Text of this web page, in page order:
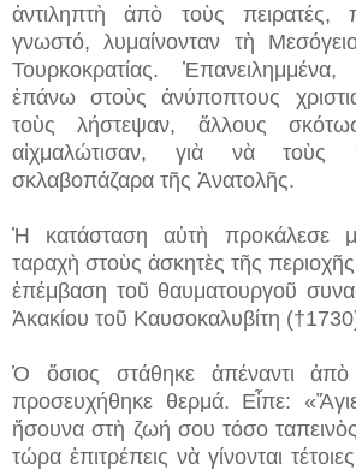
ἀντιληπτὴ ἀπὸ τοὺς πειρατές,
γνωστό, λυμαίνονταν τὴ
Τουρκοκρατίας.
ἐπάνω στοὺς ἀνύποπτους
τοὺς λήστεψαν, ἄλλους
αἰχμαλώτισαν, γιὰ νὰ τοὺς
σκλαβοπάζαρα τῆς Ἀνατολῆς.
Ἡ κατάσταση αὐτὴ προκάλεσε
ταραχὴ στοὺς ἀσκητὲς τῆς
ἐπέμβαση τοῦ θαυματουργοῦ
Ἀκακίου τοῦ Καυσοκαλυβίτη
Ὁ ὅσιος στάθηκε ἀπέναντι
προσευχήθηκε θερμά. Εἶπε:
ἤσουνα στὴ ζωή σου τόσο ταπεινὸς
τώρα ἐπιτρέπεις νὰ γίνονται